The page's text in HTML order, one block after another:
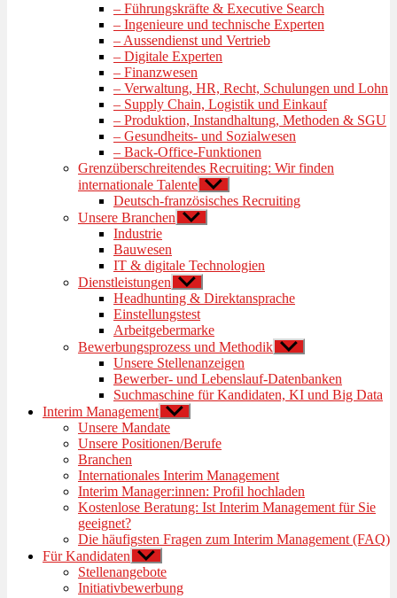
anzeigen
– Führungskräfte & Executive Search
– Ingenieure und technische Experten
– Aussendienst und Vertrieb
– Digitale Experten
– Finanzwesen
– Verwaltung, HR, Recht, Schulungen und Lohn
– Supply Chain, Logistik und Einkauf
– Produktion, Instandhaltung, Methoden & SGU
– Gesundheits- und Sozialwesen
– Back-Office-Funktionen
Grenzüberschreitendes Recruiting: Wir finden
internationale Talente Untermenü
anzeigen
Deutsch-französisches Recruiting
Unsere Branchen Untermenü
Industrie
Bauwesen
IT & digitale Technologien
Dienstleistungen Untermenü
anzeigen
Headhunting & Direktansprache
Einstellungstest
Arbeitgebermarke
Bewerbungsprozess und Methodik Untermenü
Unsere Stellenanzeigen
Bewerber- und Lebenslauf-Datenbanken
Suchmaschine für Kandidaten, KI und Big Data
Interim Management Untermenü
anzeigen
Unsere Mandate
Unsere Positionen/Berufe
Branchen
Internationales Interim Management
Interim Manager:innen: Profil hochladen
Kostenlose Beratung: Ist Interim Management für Sie
geeignet?
Die häufigsten Fragen zum Interim Management (FAQ)
Für Kandidaten Untermenü
anzeigen
Stellenangebote
Initiativbewerbung